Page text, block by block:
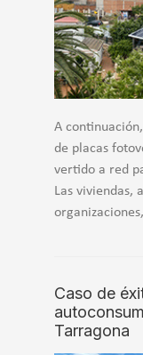
A
de placas
vertido a red
Las viviendas,
Caso de
Tarragona